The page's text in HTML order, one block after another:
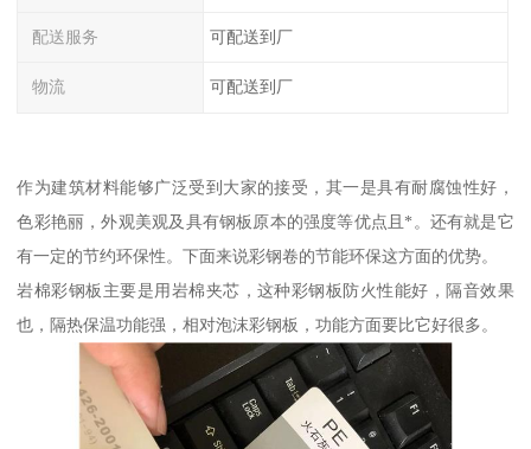
配送服务 可配送到厂
物流 可配送到厂
作为建筑材料能够广泛受到大家的接受，其一是具有耐腐蚀性好，
色彩艳丽，外观美观及具有钢板原本的强度等优点且*。还有就是它
有一定的节约环保性。下面来说彩钢卷的节能环保这方面的优势。
岩棉彩钢板主要是用岩棉夹芯，这种彩钢板防火性能好，隔音效果
也，隔热保温功能强，相对泡沫彩钢板，功能方面要比它好很多。